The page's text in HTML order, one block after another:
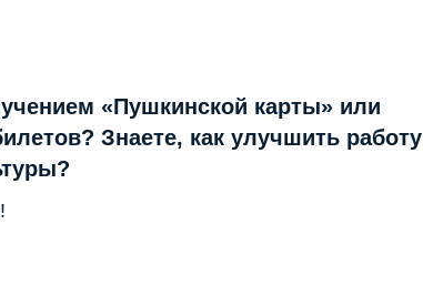
«Пушкинской карты» или
Знаете, как улучшить работу